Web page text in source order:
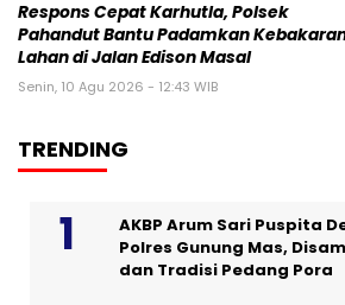
Respons Cepat Karhutla, Polsek
Pahandut Bantu Padamkan
Lahan di Jalan Edison Masal
Senin, 10 Agu 2026 - 12:43 WIB
TRENDING
AKBP Arum Sari Puspita
Polres Gunung Mas,
dan Tradisi Pedang Pora